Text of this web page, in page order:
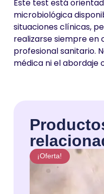
Este test está
microbiológica
situaciones clínicas,
realizarse siempre en
profesional sanitario.
médica ni el abordaje
¡Oferta!